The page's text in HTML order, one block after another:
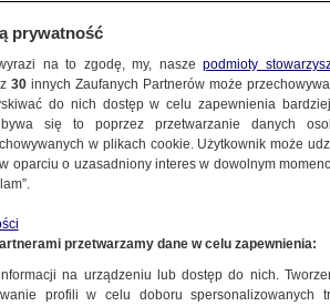
rzucili się na obligacje.
części z nich jednak
prywatność
na to zgodę, my, naszepodmioty
30 innych Zaufanych Partnerów może
do nich dostęp w celu zapewnienia
się to poprzez przetwarzanie danych
w plikach cookie. Użytkownik może
oparciu o uzasadniony interes w dowolnym
przetwarzamy dane w celu zapewnienia:
na urządzeniu lub dostęp do nich.
profili w celu doboru spersonalizowanych